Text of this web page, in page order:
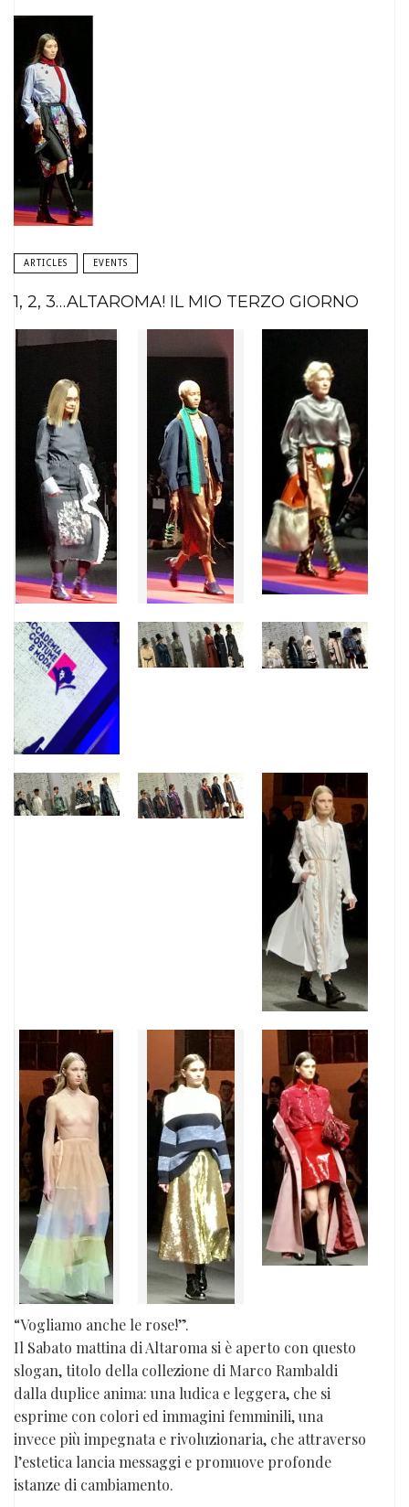
ARTICLES EVENTS
1, 2, 3…ALTAROMA! IL MIO TERZO GIORNO
“Vogliamo anche le rose!”.
Il Sabato mattina di Altaroma si è aperto con questo
slogan, titolo della collezione di Marco Rambaldi
dalla duplice anima: una ludica e leggera, che si
esprime con colori ed immagini femminili, una
invece più impegnata e rivoluzionaria, che attraverso
l’estetica lancia messaggi e promuove profonde
istanze di cambiamento.